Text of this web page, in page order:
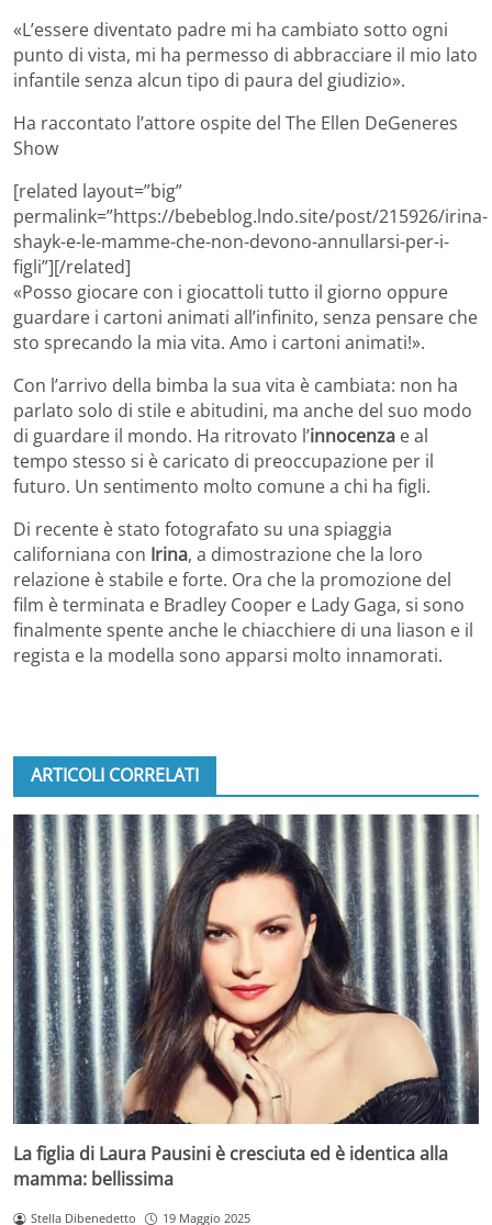
«L’essere diventato padre mi ha cambiato sotto ogni
punto di vista, mi ha permesso di abbracciare il mio lato
infantile senza alcun tipo di paura del giudizio».
Ha raccontato l’attore ospite del The Ellen DeGeneres
Show
[related layout=”big”
permalink=”https://bebeblog.lndo.site/post/215926/irina-
shayk-e-le-mamme-che-non-devono-annullarsi-per-i-
figli”][/related]
«Posso giocare con i giocattoli tutto il giorno oppure
guardare i cartoni animati all’infinito, senza pensare che
sto sprecando la mia vita. Amo i cartoni animati!».
Con l’arrivo della bimba la sua vita è cambiata: non ha
parlato solo di stile e abitudini, ma anche del suo modo
di guardare il mondo. Ha ritrovato l’innocenza e al
tempo stesso si è caricato di preoccupazione per il
futuro. Un sentimento molto comune a chi ha figli.
Di recente è stato fotografato su una spiaggia
californiana con Irina, a dimostrazione che la loro
relazione è stabile e forte. Ora che la promozione del
film è terminata e Bradley Cooper e Lady Gaga, si sono
finalmente spente anche le chiacchiere di una liason e il
regista e la modella sono apparsi molto innamorati.
ARTICOLI CORRELATI
La figlia di Laura Pausini è cresciuta ed è identica alla
mamma: bellissima
Stella Dibenedetto 19 Maggio 2025